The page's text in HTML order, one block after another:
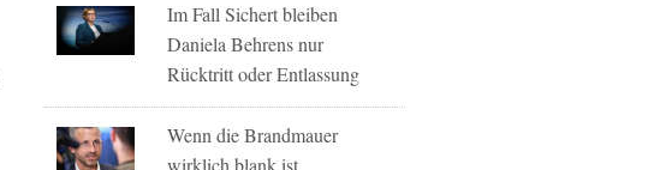
Im Fall Sichert bleiben
Daniela Behrens nur
Rücktritt oder Entlassung
Wenn die Brandmauer
wirklich blank ist